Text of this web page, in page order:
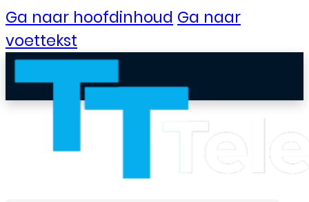
Ga naar hoofdinhoud Ga naar
voettekst